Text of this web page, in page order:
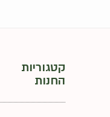
קטגוריות
החנות